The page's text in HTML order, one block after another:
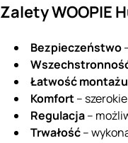
Zalety WOOPIE
Bezpieczeństwo
Łatwość montażu
Komfort–
Regulacja–
Trwałość–